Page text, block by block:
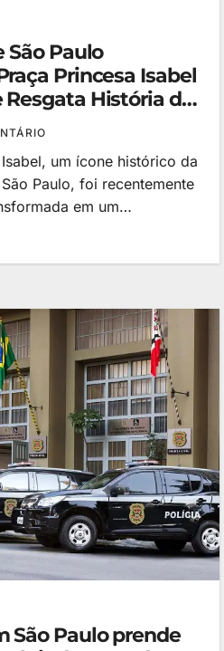
São Paulo
Princesa Isabel
Resgata História da
um ícone histórico da
Paulo, foi recentemente
em um…
São Paulo prende